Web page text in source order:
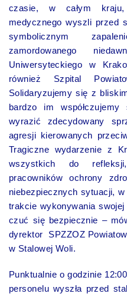
czasie, w całym kraju,
medycznego wyszli przed
symbolicznym
zamordowanego
Uniwersyteckiego w
również Szpital
Solidaryzujemy się z
bardzo im
wyrazić zdecydowany
agresji kierowanych
Tragiczne wydarzenie z
wszystkich do
pracowników ochrony
niebezpiecznych sytuacji,
trakcie wykonywania
czuć się bezpiecznie –
dyrektor SPZZOZ
w Stalowej Woli.
Punktualnie o godzinie
personelu wyszła przed